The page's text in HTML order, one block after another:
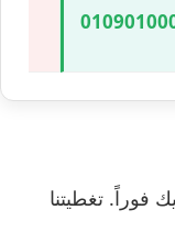
فوراً. تغطيتنا